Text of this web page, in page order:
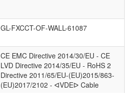
GL-FXCCT-OF-WALL-61087
CE EMC Directive 2014/30/EU - CE
LVD Directive 2014/35/EU - RoHS 2
Directive 2011/65/EU-(EU)2015/863-
(EU)2017/2102 - ᐊVDEᐅ Cable